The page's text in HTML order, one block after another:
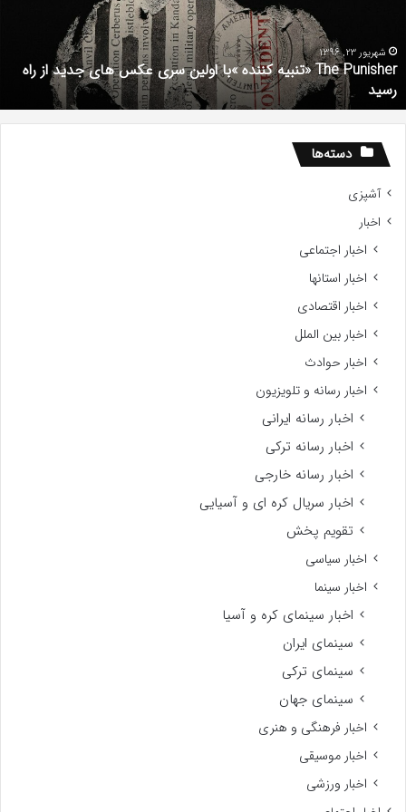
Gifted
2017شهریور 1, 1396
دانلود رایگان دوبله فارسی فیلم با استعداد Gifted 2017
دسته‌ها
آشپزی
اخبار
اخبار اجتماعی
اخبار استانها
اخبار اقتصادی
اخبار بین الملل
اخبار حوادث
اخبار رسانه و تلویزیون
اخبار رسانه ایرانی
اخبار رسانه ترکی
اخبار رسانه خارجی
اخبار سریال کره ای و آسیایی
تقویم پخش
اخبار سیاسی
اخبار سینما
اخبار سینمای کره و آسیا
سینمای ایران
سینمای ترکی
سینمای جهان
اخبار فرهنگی و هنری
اخبار موسیقی
اخبار ورزشی